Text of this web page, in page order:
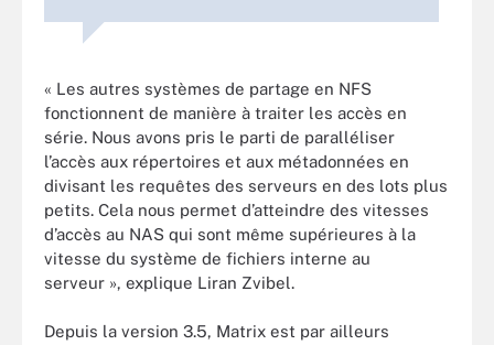
« Les autres systèmes de partage en NFS
fonctionnent de manière à traiter les accès en
série. Nous avons pris le parti de paralléliser
l’accès aux répertoires et aux métadonnées en
divisant les requêtes des serveurs en des lots plus
petits. Cela nous permet d’atteindre des vitesses
d’accès au NAS qui sont même supérieures à la
vitesse du système de fichiers interne au
serveur », explique Liran Zvibel.
Depuis la version 3.5, Matrix est par ailleurs